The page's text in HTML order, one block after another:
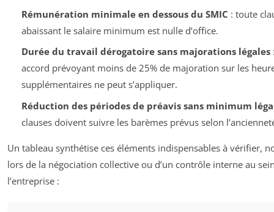
Rémunération minimale en dessous du SMIC : toute
abaissant le salaire minimum est nulle d’office.
Durée du travail dérogatoire sans majorations légales
accord prévoyant moins de 25% de majoration sur les
supplémentaires ne peut s’appliquer.
Réduction des périodes de préavis sans minimum
clauses doivent suivre les barèmes prévus selon
Un tableau synthétise ces éléments indispensables à vérifier,
lors de la négociation collective ou d’un contrôle interne au
l’entreprise :